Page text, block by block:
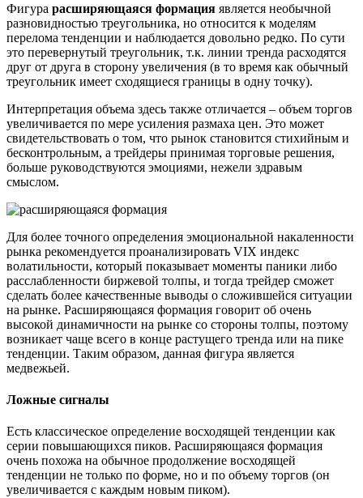
Фигура расширяющаяся формация является необычной
разновидностью треугольника, но относится к моделям
перелома тенденции и наблюдается довольно редко. По сути
это перевернутый треугольник, т.к. линии тренда расходятся
друг от друга в сторону увеличения (в то время как обычный
треугольник имеет сходящиеся границы в одну точку).
Интерпретация объема здесь также отличается – объем торгов
увеличивается по мере усиления размаха цен. Это может
свидетельствовать о том, что рынок становится стихийным и
бесконтрольным, а трейдеры принимая торговые решения,
больше руководствуются эмоциями, нежели здравым
смыслом.
Для более точного определения эмоциональной накаленности
рынка рекомендуется проанализировать VIX индекс
волатильности, который показывает моменты паники либо
расслабленности биржевой толпы, и тогда трейдер сможет
сделать более качественные выводы о сложившейся ситуации
на рынке. Расширяющаяся формация говорит об очень
высокой динамичности на рынке со стороны толпы, поэтому
возникает чаще всего в конце растущего тренда или на пике
тенденции. Таким образом, данная фигура является
медвежьей.
Ложные сигналы
Есть классическое определение восходящей тенденции как
серии повышающихся пиков. Расширяющаяся формация
очень похожа на обычное продолжение восходящей
тенденции не только по форме, но и по объему торгов (он
увеличивается с каждым новым пиком).